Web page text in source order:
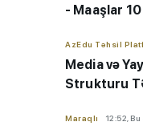
- Maaşlar
AzEdu Təhsil
Media və
Strukturu
Maraqlı 12:52, Bu